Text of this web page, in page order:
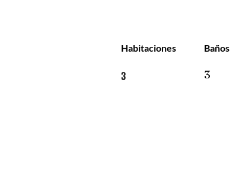
Habitaciones
3
Baños
3